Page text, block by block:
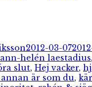
2012-03-07
Etiketter
ann-helén laestadius,
slut, Hej vacker,
är som du,